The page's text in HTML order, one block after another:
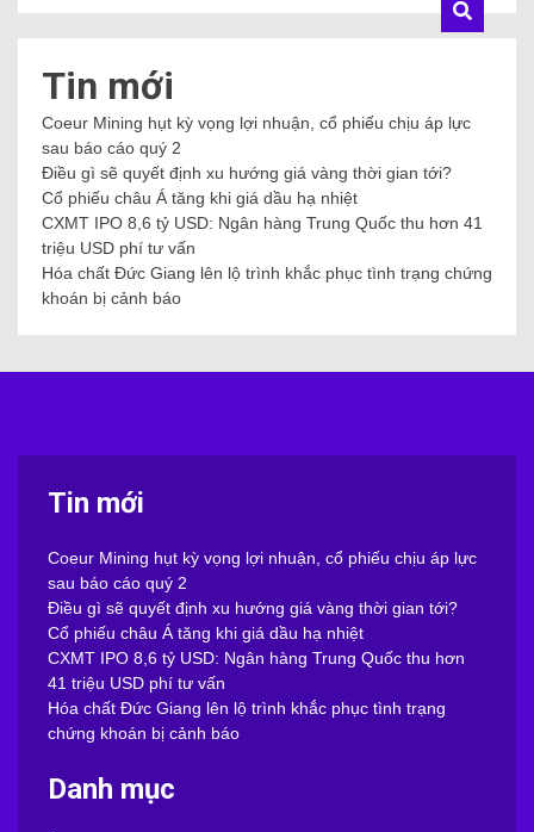
Tin mới
Coeur Mining hụt kỳ vọng lợi nhuận, cổ phiếu chịu áp lực
sau báo cáo quý 2
Điều gì sẽ quyết định xu hướng giá vàng thời gian tới?
Cổ phiếu châu Á tăng khi giá dầu hạ nhiệt
CXMT IPO 8,6 tỷ USD: Ngân hàng Trung Quốc thu hơn 41
triệu USD phí tư vấn
Hóa chất Đức Giang lên lộ trình khắc phục tình trạng chứng
khoán bị cảnh báo
Tin mới
Coeur Mining hụt kỳ vọng lợi nhuận, cổ phiếu chịu áp lực
sau báo cáo quý 2
Điều gì sẽ quyết định xu hướng giá vàng thời gian tới?
Cổ phiếu châu Á tăng khi giá dầu hạ nhiệt
CXMT IPO 8,6 tỷ USD: Ngân hàng Trung Quốc thu hơn
41 triệu USD phí tư vấn
Hóa chất Đức Giang lên lộ trình khắc phục tình trạng
chứng khoán bị cảnh báo
Danh mục